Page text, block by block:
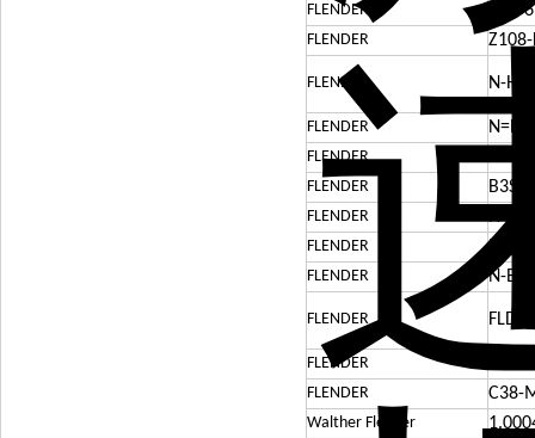
FLENDER
FLENDER
FLENDER N-
FLENDER N=H-
FLENDER
FLENDER
FLENDER N-
FLENDER N-
FLENDER N-
FLENDER
FLENDER
FLENDER C38-
Walther Flender